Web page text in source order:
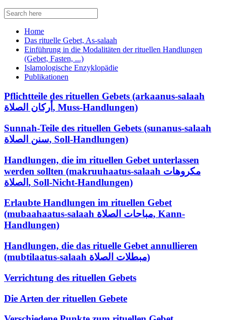
Search
for:
Home
Das rituelle Gebet, As-salaah
Einführung in die Modalitäten der rituellen Handlungen
(Gebet, Fasten, ...)
Islamologische Enzyklopädie
Publikationen
Pflichtteile des rituellen Gebets (arkaanus-salaah
أركان الصلاة, Muss-Handlungen)
Sunnah-Teile des rituellen Gebets (sunanus-salaah
سنن الصلاة, Soll-Handlungen)
Handlungen, die im rituellen Gebet unterlassen
werden sollten (makruuhaatus-salaah مكروهات
الصلاة, Soll-Nicht-Handlungen)
Erlaubte Handlungen im rituellen Gebet
(mubaahaatus-salaah مباحات الصلاة, Kann-
Handlungen)
Handlungen, die das rituelle Gebet annullieren
(mubtilaatus-salaah مبطلات الصلاة)
Verrichtung des rituellen Gebets
Die Arten der rituellen Gebete